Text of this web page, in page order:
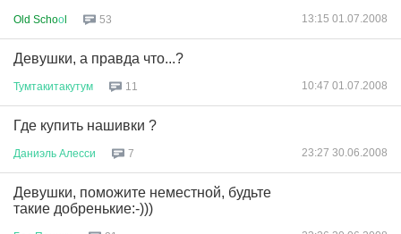
Old Schoоl 53 13:15 01.07.2008
Девушки, а правда что...?
Тумтакитакутум 11 10:47 01.07.2008
Где купить нашивки ?
Даниэль Алесси 7 23:27 30.06.2008
Девушки, поможите неместной, будьте
такие добренькие:-)))